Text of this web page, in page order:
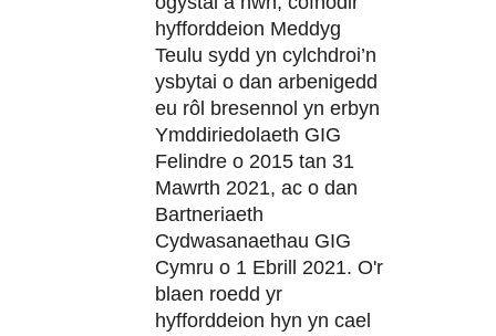
hyfforddeion Meddyg
Teulu sydd yn cylchdroi’n
ysbytai o dan arbenigedd
eu rôl bresennol yn erbyn
Ymddiriedolaeth GIG
Felindre o 2015 tan 31
Mawrth 2021, ac o dan
Bartneriaeth
Cydwasanaethau GIG
Cymru o 1 Ebrill 2021. O'r
blaen roedd yr
hyfforddeion hyn yn cael